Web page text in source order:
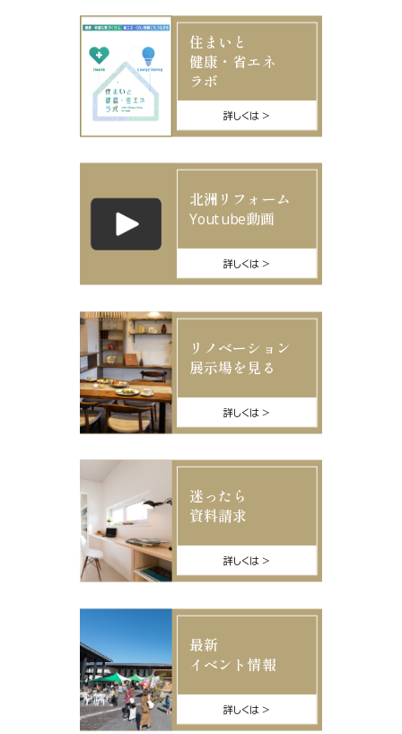
住まいと
健康・省エネ
ラボ
詳しくは
北洲リフォーム
Youtube動画
詳しくは
リノベーション
展示場を見る
詳しくは
迷ったら
資料請求
詳しくは
最新
イベント情報
詳しくは